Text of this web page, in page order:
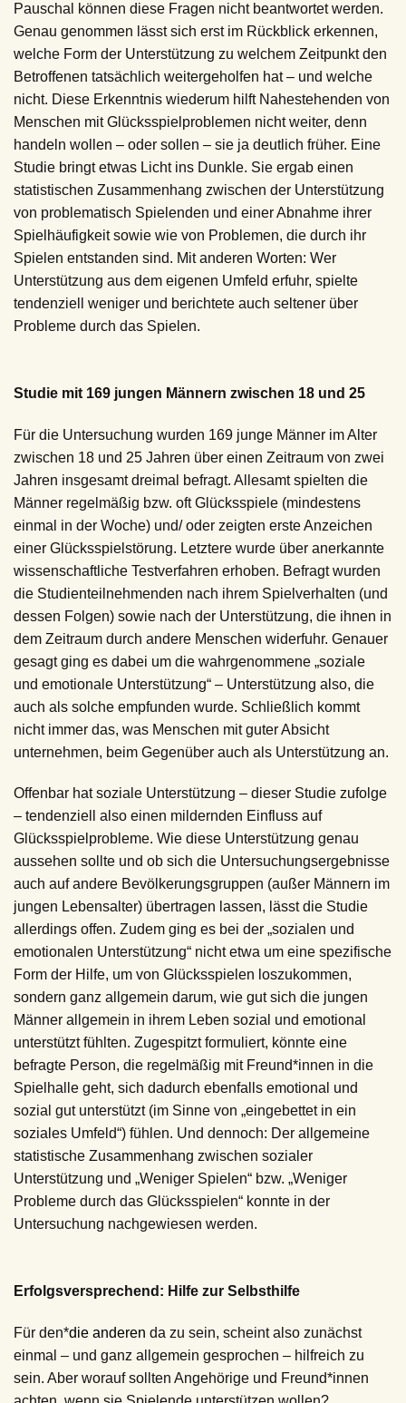
Pauschal können diese Fragen nicht beantwortet werden.
Genau genommen lässt sich erst im Rückblick erkennen,
welche Form der Unterstützung zu welchem Zeitpunkt den
Betroffenen tatsächlich weitergeholfen hat – und welche
nicht. Diese Erkenntnis wiederum hilft Nahestehenden von
Menschen mit Glücksspielproblemen nicht weiter, denn
handeln wollen – oder sollen – sie ja deutlich früher. Eine
Studie bringt etwas Licht ins Dunkle. Sie ergab einen
statistischen Zusammenhang zwischen der Unterstützung
von problematisch Spielenden und einer Abnahme ihrer
Spielhäufigkeit sowie wie von Problemen, die durch ihr
Spielen entstanden sind. Mit anderen Worten: Wer
Unterstützung aus dem eigenen Umfeld erfuhr, spielte
tendenziell weniger und berichtete auch seltener über
Probleme durch das Spielen.
Studie mit 169 jungen Männern zwischen 18 und 25
Für die Untersuchung wurden 169 junge Männer im Alter
zwischen 18 und 25 Jahren über einen Zeitraum von zwei
Jahren insgesamt dreimal befragt. Allesamt spielten die
Männer regelmäßig bzw. oft Glücksspiele (mindestens
einmal in der Woche) und/ oder zeigten erste Anzeichen
einer Glücksspielstörung. Letztere wurde über anerkannte
wissenschaftliche Testverfahren erhoben. Befragt wurden
die Studienteilnehmenden nach ihrem Spielverhalten (und
dessen Folgen) sowie nach der Unterstützung, die ihnen in
dem Zeitraum durch andere Menschen widerfuhr. Genauer
gesagt ging es dabei um die wahrgenommene „soziale
und emotionale Unterstützung“ – Unterstützung also, die
auch als solche empfunden wurde. Schließlich kommt
nicht immer das, was Menschen mit guter Absicht
unternehmen, beim Gegenüber auch als Unterstützung an.
Offenbar hat soziale Unterstützung – dieser Studie zufolge
– tendenziell also einen mildernden Einfluss auf
Glücksspielprobleme. Wie diese Unterstützung genau
aussehen sollte und ob sich die Untersuchungsergebnisse
auch auf andere Bevölkerungsgruppen (außer Männern im
jungen Lebensalter) übertragen lassen, lässt die Studie
allerdings offen. Zudem ging es bei der „sozialen und
emotionalen Unterstützung“ nicht etwa um eine spezifische
Form der Hilfe, um von Glücksspielen loszukommen,
sondern ganz allgemein darum, wie gut sich die jungen
Männer allgemein in ihrem Leben sozial und emotional
unterstützt fühlten. Zugespitzt formuliert, könnte eine
befragte Person, die regelmäßig mit Freund*innen in die
Spielhalle geht, sich dadurch ebenfalls emotional und
sozial gut unterstützt (im Sinne von „eingebettet in ein
soziales Umfeld“) fühlen. Und dennoch: Der allgemeine
statistische Zusammenhang zwischen sozialer
Unterstützung und „Weniger Spielen“ bzw. „Weniger
Probleme durch das Glücksspielen“ konnte in der
Untersuchung nachgewiesen werden.
Erfolgsversprechend: Hilfe zur Selbsthilfe
Für den*die anderen da zu sein, scheint also zunächst
einmal – und ganz allgemein gesprochen – hilfreich zu
sein. Aber worauf sollten Angehörige und Freund*innen